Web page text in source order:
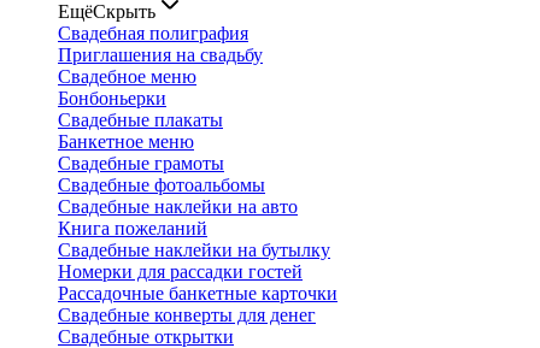
ЕщёСкрыть
Свадебная полиграфия
Приглашения на свадьбу
Свадебное меню
Бонбоньерки
Свадебные плакаты
Банкетное меню
Свадебные грамоты
Свадебные фотоальбомы
Свадебные наклейки на авто
Книга пожеланий
Свадебные наклейки на бутылку
Номерки для рассадки гостей
Рассадочные банкетные карточки
Свадебные конверты для денег
Свадебные открытки